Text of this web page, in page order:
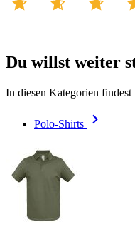
Du willst weiter
In diesen Kategorien
Polo-Shirts